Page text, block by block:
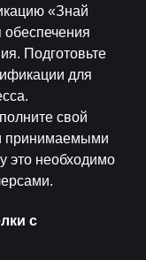
«Знай
обеспечения
Подготовьте
для
свой
принимаемыми
это необходимо
с